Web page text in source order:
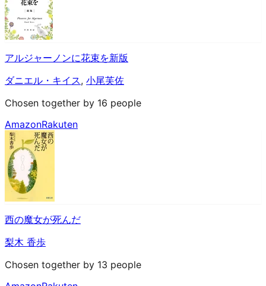
アルジャーノンに花束を新版
ダニエル・キイス, 小尾芙佐
Chosen together by 16 people
AmazonRakuten
西の魔女が死んだ
梨木 香歩
Chosen together by 13 people